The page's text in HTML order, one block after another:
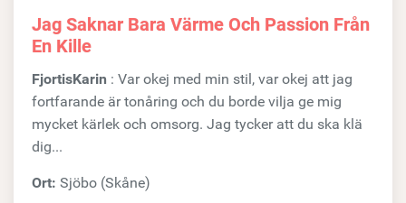
Jag Saknar Bara Värme Och Passion Från
En Kille
FjortisKarin : Var okej med min stil, var okej att jag
fortfarande är tonåring och du borde vilja ge mig
mycket kärlek och omsorg. Jag tycker att du ska klä
dig...
Ort: Sjöbo (Skåne)